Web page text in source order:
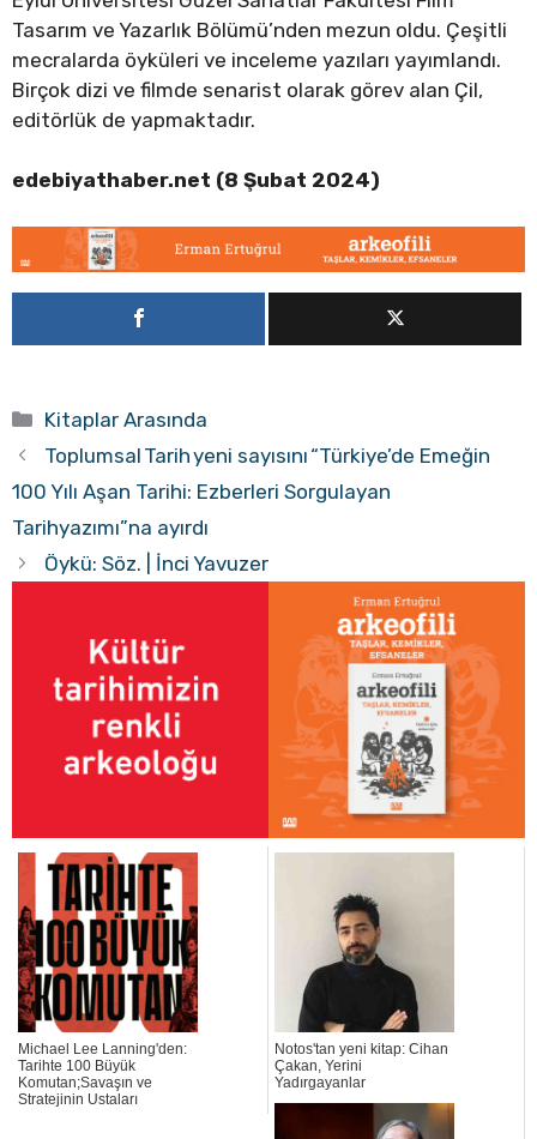
Tasarım ve Yazarlık Bölümü’nden mezun oldu. Çeşitli
mecralarda öyküleri ve inceleme yazıları yayımlandı.
Birçok dizi ve filmde senarist olarak görev alan Çil,
editörlük de yapmaktadır.
edebiyathaber.net (8 Şubat 2024)
Kategoriler
Kitaplar Arasında
Toplumsal Tarih yeni sayısını “Türkiye’de Emeğin
100 Yılı Aşan Tarihi: Ezberleri Sorgulayan
Tarihyazımı”na ayırdı
Öykü: Söz. | İnci Yavuzer
Michael Lee Lanning'den:
Tarihte 100 Büyük
Komutan;Savaşın ve
Stratejinin Ustaları
Notos'tan yeni kitap: Cihan
Çakan, Yerini
Yadırgayanlar